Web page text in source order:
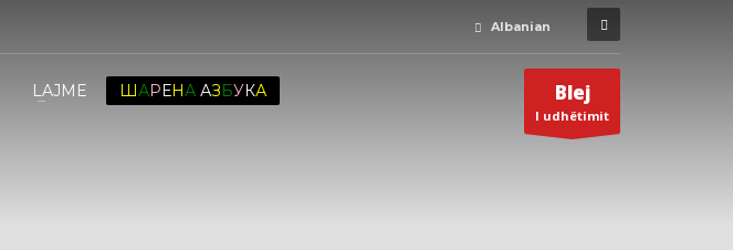
Albanian
LAJME ШАРЕНА АЗБУКА Blej
I udhëtimit